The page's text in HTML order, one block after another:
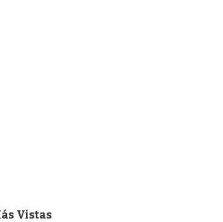
Vistas